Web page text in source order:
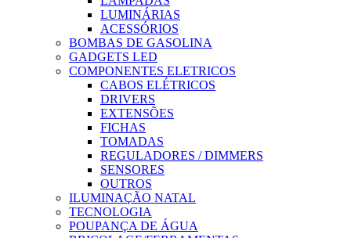
LUMINÁRIAS
ACESSÓRIOS
BOMBAS DE GASOLINA
GADGETS LED
COMPONENTES ELETRICOS
CABOS ELÉTRICOS
DRIVERS
EXTENSÕES
FICHAS
TOMADAS
REGULADORES / DIMMERS
SENSORES
OUTROS
ILUMINAÇÃO NATAL
TECNOLOGIA
POUPANÇA DE ÁGUA